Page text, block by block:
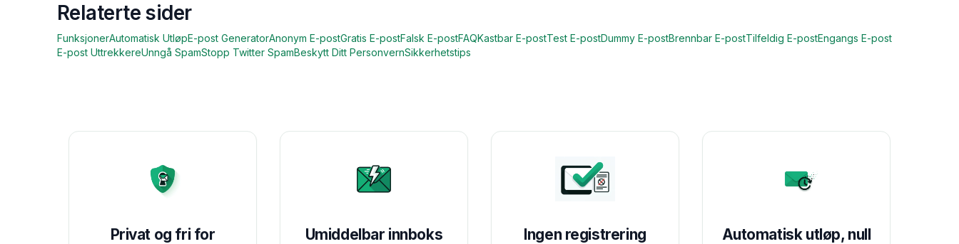
Relaterte sider
FunksjonerAutomatisk UtløpE-post GeneratorAnonym E-postGratis E-postFalsk E-postFAQKastbar E-postTest E-postDummy E-postBrennbar E-postTilfeldig E-postEngangs E-post
E-post UttrekkereUnngå SpamStopp Twitter SpamBeskytt Ditt PersonvernSikkerhetstips
Privat og fri for
Umiddelbar innboks
Ingen registrering
Automatisk utløp, null